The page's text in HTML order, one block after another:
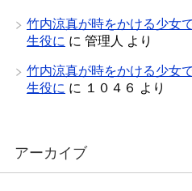
竹内涼真が時をかける少女
生役に に 管理人 より
竹内涼真が時をかける少女
生役に に １０４６ より
アーカイブ